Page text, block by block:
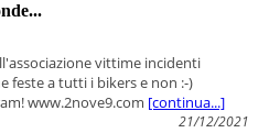
vittime incidenti
feste a tutti i bikers e non :-)
www.2nove9.com [continua...]
21/12/2021